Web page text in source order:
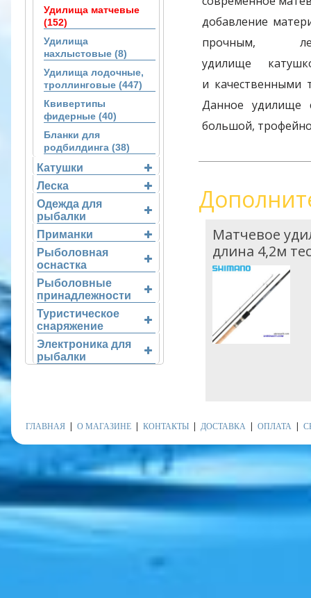
Удилища матчевые
(152)
Удилища
нахлыстовые (8)
Удилища лодочные,
троллинговые (447)
Квивертипы
фидерные (40)
Бланки для
родбилдинга (38)
Катушки
Леска
Одежда для
рыбалки
Приманки
Рыболовная
оснастка
Рыболовные
принадлежности
Туристическое
снаряжение
Электроника для
рыбалки
добавление
прочным,
удилище
и качественными
Данное удилище
большой,
Матчевое
длина 4,2м
ГЛАВНАЯ О МАГАЗИНЕ КОНТАКТЫ ДОСТАВКА ОПЛАТА